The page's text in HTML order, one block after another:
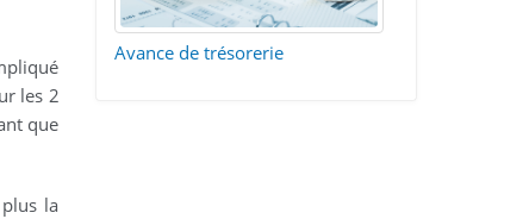
les 2
que
la
Avance de trésorerie